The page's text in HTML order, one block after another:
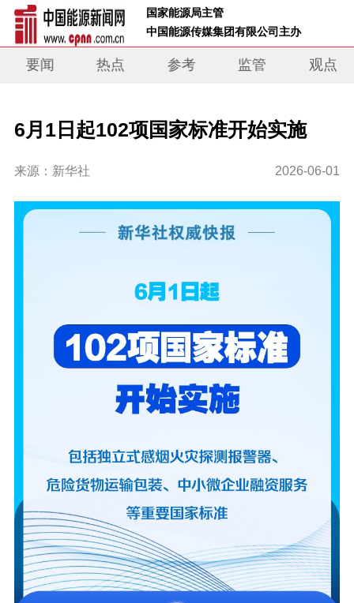
国家能源局主管
中国能源传媒集团有限公司主办
要闻 热点 参考 监管 观点
6月1日起102项国家标准开始实施
来源：新华社 2026-06-01